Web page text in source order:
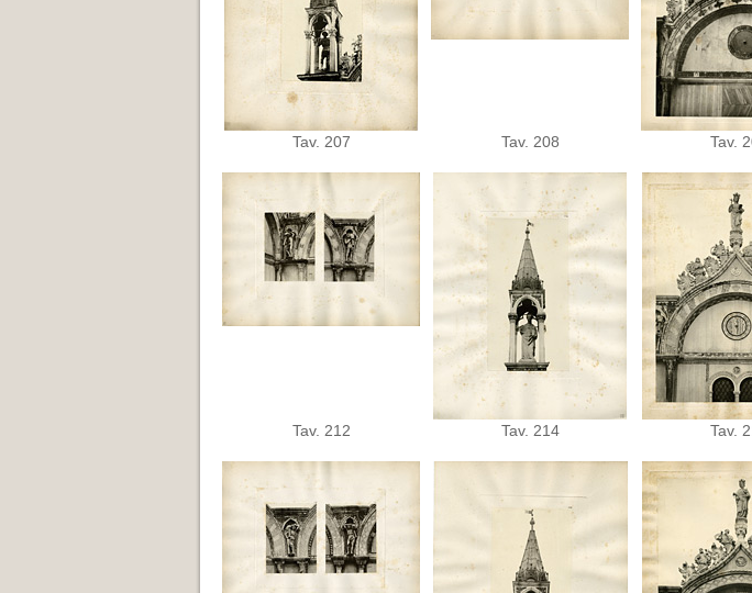
Tav. 207 Tav. 208 Tav.
Tav. 212 Tav. 214 Tav.